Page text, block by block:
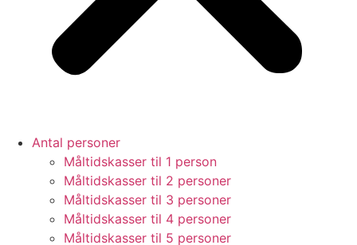
Antal personer
Måltidskasser til 1 person
Måltidskasser til 2 personer
Måltidskasser til 3 personer
Måltidskasser til 4 personer
Måltidskasser til 5 personer